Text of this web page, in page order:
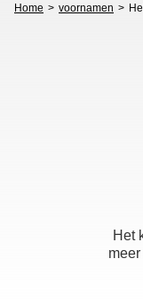
Home voornamen
Het